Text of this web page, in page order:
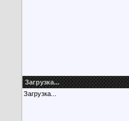
Загрузка...
Загрузка...